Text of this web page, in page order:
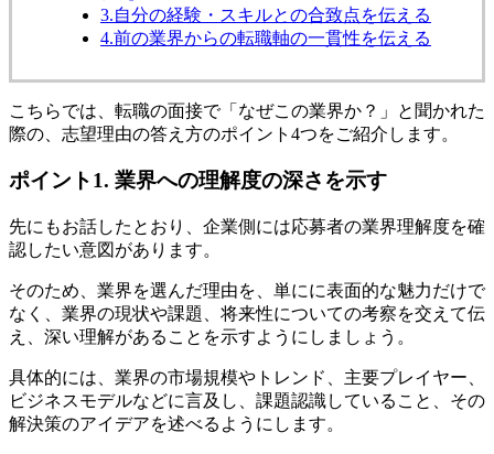
3.自分の経験・スキルとの合致点を伝える
4.前の業界からの転職軸の一貫性を伝える
こちらでは、転職の面接で「なぜこの業界か？」と聞かれた
際の、志望理由の答え方のポイント4つをご紹介します。
ポイント1. 業界への理解度の深さを示す
先にもお話したとおり、企業側には応募者の業界理解度を確
認したい意図があります。
そのため、業界を選んだ理由を、単にに表面的な魅力だけで
なく、業界の現状や課題、将来性についての考察を交えて伝
え、深い理解があることを示すようにしましょう。
具体的には、業界の市場規模やトレンド、主要プレイヤー、
ビジネスモデルなどに言及し、課題認識していること、その
解決策のアイデアを述べるようにします。